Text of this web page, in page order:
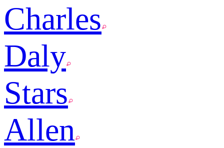
Charles
Daly
Stars
Allen